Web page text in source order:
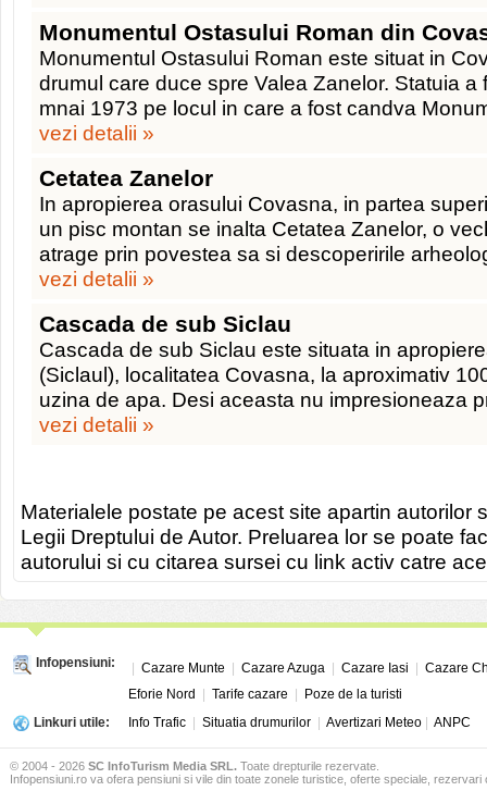
Monumentul Ostasului Roman din
Monumentul Ostasului Roman este situat in
drumul care duce spre Valea Zanelor. Statuia a
mnai 1973 pe locul in care a fost candva
vezi detalii »
Cetatea Zanelor
In apropierea orasului Covasna, in partea
un pisc montan se inalta Cetatea Zanelor, o
atrage prin povestea sa si descoperirile
vezi detalii »
Cascada de sub Siclau
Cascada de sub Siclau este situata in
(Siclaul), localitatea Covasna, la aproximativ
uzina de apa. Desi aceasta nu impresioneaza
vezi detalii »
Materialele postate pe acest site apartin autorilor
Legii Dreptului de Autor. Preluarea lor se poate
autorului si cu citarea sursei cu link activ catre
Infopensiuni: Cazare Munte Cazare Azuga Cazare Iasi
Cazare
Eforie Nord
Tarife cazare
Poze de la turisti
Linkuri utile:
Info Trafic Situatia drumurilor Avertizari Meteo ANPC
© 2004 - 2026 SC InfoTurism Media SRL. Toate drepturile rezervate.
Infopensiuni.ro va ofera pensiuni si vile din toate zonele turistice, oferte speciale, rezervari